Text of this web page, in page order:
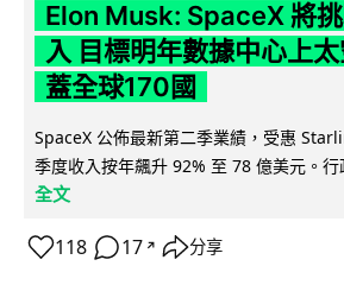
Elon Musk: SpaceX 將
入 目標明年數據中心上
蓋全球170國
SpaceX 公佈最新第二季業績，受惠
季度收入按年飆升 92% 至 78 億美元。
全文
118 17 ↗ 分享